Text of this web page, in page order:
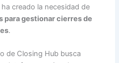
creado la necesidad de
gestionar cierres de
.
de Closing Hub busca